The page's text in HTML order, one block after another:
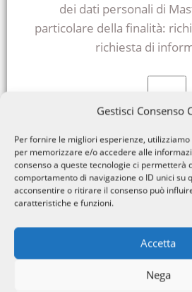
Gestisci Consenso
Per fornire le migliori esperienze,
per memorizzare e/o accedere alle
consenso a queste tecnologie ci permetterà
comportamento di navigazione o ID unici su
acconsentire o ritirare il consenso può
caratteristiche e funzioni.
Accetta
Nega
dei dati personali di
particolare della finalità:
richiesta di
Dichiaro di aver preso